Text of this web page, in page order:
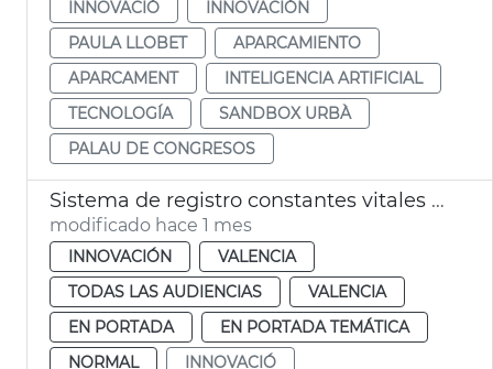
INNOVACIÓ
INNOVACIÓN
PAULA LLOBET
APARCAMIENTO
APARCAMENT
INTELIGENCIA ARTIFICIAL
TECNOLOGÍA
SANDBOX URBÀ
PALAU DE CONGRESOS
Sistema de registro constantes vitales conductores València
modificado hace 1 mes
INNOVACIÓN
VALENCIA
TODAS LAS AUDIENCIAS
VALENCIA
EN PORTADA
EN PORTADA TEMÁTICA
NORMAL
INNOVACIÓ